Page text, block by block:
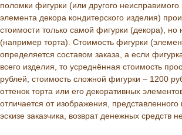
поломки фигурки (или другого
элемента декора кондитерского изделия)
стоимости только самой фигурки (декора), но
(например торта). Стоимость фигурки
определяется составом заказа, а если
всего изделия, то усреднённая стоимость
рублей, стоимость сложной фигурки – 1200
оттенок торта или его декоративных
отличается от изображения, представленного
эскизе заказчика, возврат денежных средств